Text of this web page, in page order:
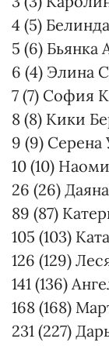
4 (5)
5 (6) Бьянка
6 (4) Элина
7 (7) София
8 (8) Кики
9 (9)
10 (10)
26 (26)
89 (87)
105 (103)
126 (129)
141 (136)
168 (168)
231 (227)